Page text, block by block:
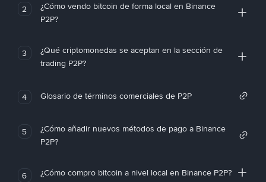
2
¿Cómo vendo bitcoin de forma local en Binance
P2P?
3
¿Qué criptomonedas se aceptan en la sección de
trading P2P?
4 Glosario de términos comerciales de P2P
5
¿Cómo añadir nuevos métodos de pago a Binance
P2P?
6 ¿Cómo compro bitcoin a nivel local en Binance P2P?